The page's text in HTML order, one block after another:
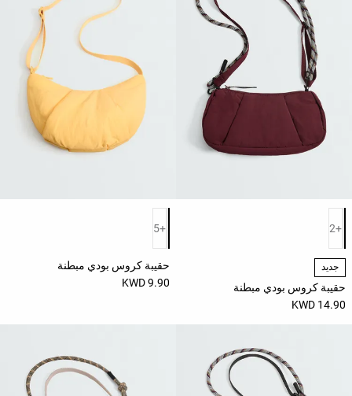
قائمة ألوان المنتج
+2
جديد
حقيبة كروس بودي مبطنة
14.90 KWD
قائمة ألوان المنتج
+5
حقيبة كروس بودي مبطنة
9.90 KWD